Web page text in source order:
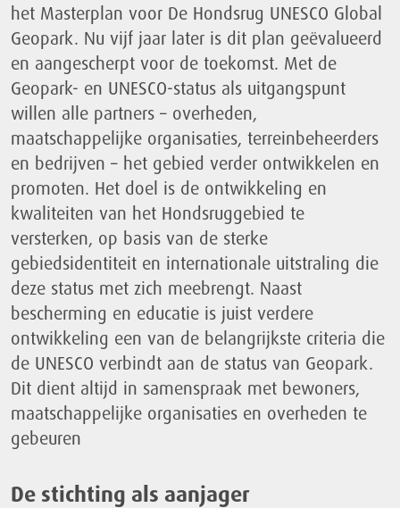
het Masterplan voor De Hondsrug UNESCO Global
Geopark. Nu vijf jaar later is dit plan geëvalueerd
en aangescherpt voor de toekomst. Met de
Geopark- en UNESCO-status als uitgangspunt
willen alle partners – overheden,
maatschappelijke organisaties, terreinbeheerders
en bedrijven – het gebied verder ontwikkelen en
promoten. Het doel is de ontwikkeling en
kwaliteiten van het Hondsruggebied te
versterken, op basis van de sterke
gebiedsidentiteit en internationale uitstraling die
deze status met zich meebrengt. Naast
bescherming en educatie is juist verdere
ontwikkeling een van de belangrijkste criteria die
de UNESCO verbindt aan de status van Geopark.
Dit dient altijd in samenspraak met bewoners,
maatschappelijke organisaties en overheden te
gebeuren
De stichting als aanjager